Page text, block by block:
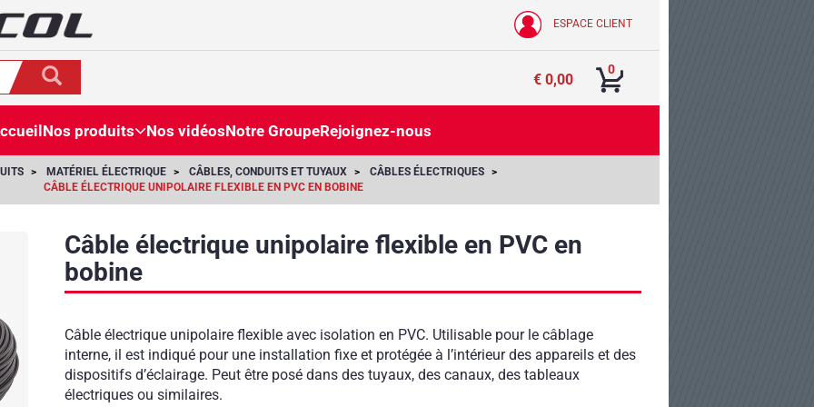
ESPACE CLIENT
0
€ 0,00
Nos produits Nos vidéosNotre GroupeRejoignez-nous
MATÉRIEL ÉLECTRIQUE CÂBLES, CONDUITS ET TUYAUX
CÂBLES ÉLECTRIQUES
CÂBLE ÉLECTRIQUE UNIPOLAIRE FLEXIBLE EN PVC EN BOBINE
Câble électrique unipolaire flexible en PVC en
bobine
Câble électrique unipolaire flexible avec isolation en PVC. Utilisable pour le câblage
interne, il est indiqué pour une installation fixe et protégée à l’intérieur des appareils et des
dispositifs d’éclairage. Peut être posé dans des tuyaux, des canaux, des tableaux
électriques ou similaires.